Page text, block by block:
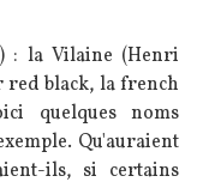
: la Vilaine (Henri
red black, la french
quelques noms
Qu'auraient
ils, si certains